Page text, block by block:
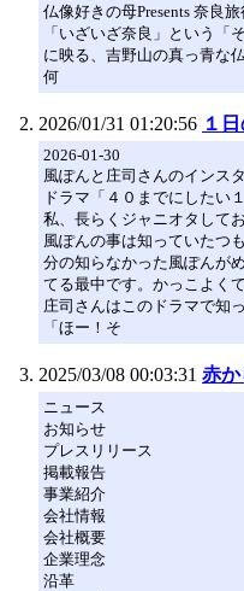
仏像好きの母Presents 奈良
「いざいざ奈良」という「
に映る、吉野山の真っ青な
何
2026/01/31 01:20:56 １
2026-01-30
風ぽんと庄司さんのインス
ドラマ「４０までにしたい
私、長らくジャニオタして
風ぽんの事は知っていたつ
分の知らなかった風ぽんが
てる最中です。かっこよく
庄司さんはこのドラマで知
「ほー！そ
2025/03/08 00:03:31 赤か
ニュース
お知らせ
プレスリリース
掲載報告
事業紹介
会社情報
会社概要
企業理念
沿革